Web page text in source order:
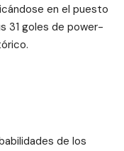
en el puesto
31 goles de power-
de los